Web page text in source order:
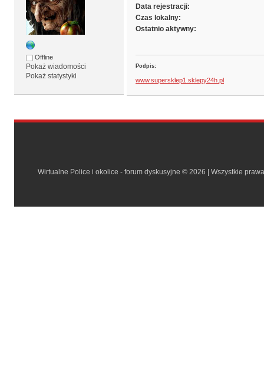
Offline
Pokaż wiadomości
Pokaż statystyki
Data rejestracji:
Czas lokalny:
Ostatnio aktywny:
Podpis:
www.supersklep1.sklepy24h.pl
Wirtualne Police i okolice - forum dyskusyjne © 2026 | Wszystkie